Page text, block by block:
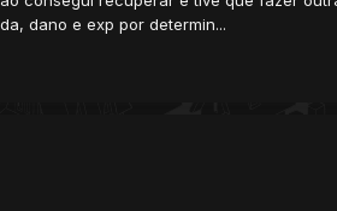
dano e exp por determin...